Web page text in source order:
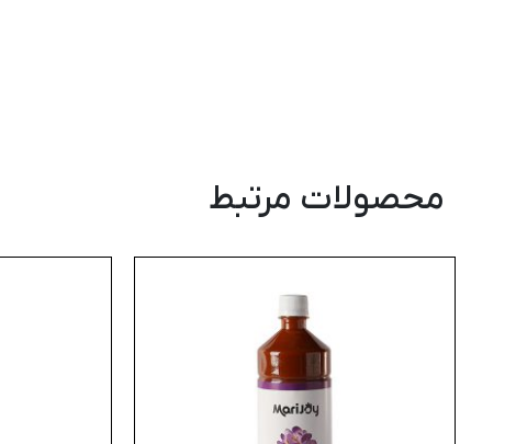
محصولات مرتبط